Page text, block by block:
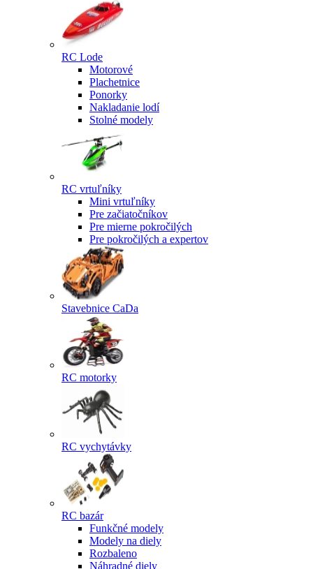
RC Lode
Motorové
Plachetnice
Ponorky
Nakladanie lodí
Stolné modely
RC vrtuľníky
Mini vrtuľníky
Pre začiatočníkov
Pre mierne pokročilých
Pre pokročilých a expertov
Stavebnice CaDa
RC motorky
RC vychytávky
RC bazár
Funkčné modely
Modely na diely
Rozbaleno
Náhradné diely